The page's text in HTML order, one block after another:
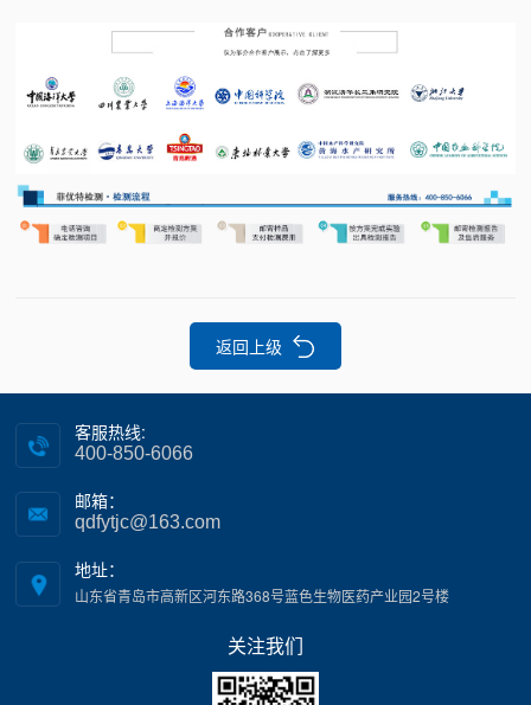
返回上级
客服热线:
400-850-6066
邮箱：
qdfytjc@163.com
地址：
山东省青岛市高新区河东路368号蓝色生物医药产业园2号楼
关注我们